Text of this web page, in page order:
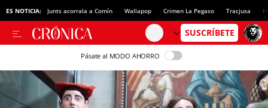
ES NOTICIA: Junts acorrala a Comín Wallapop Crimen La Pegaso Tracjusa
Pásate al MODO AHORRO